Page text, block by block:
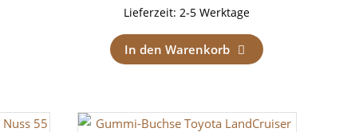
Lieferzeit:2-5 Werktage
In den Warenkorb